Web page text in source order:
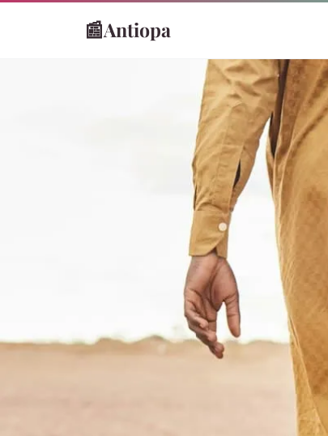
📰Antiopa